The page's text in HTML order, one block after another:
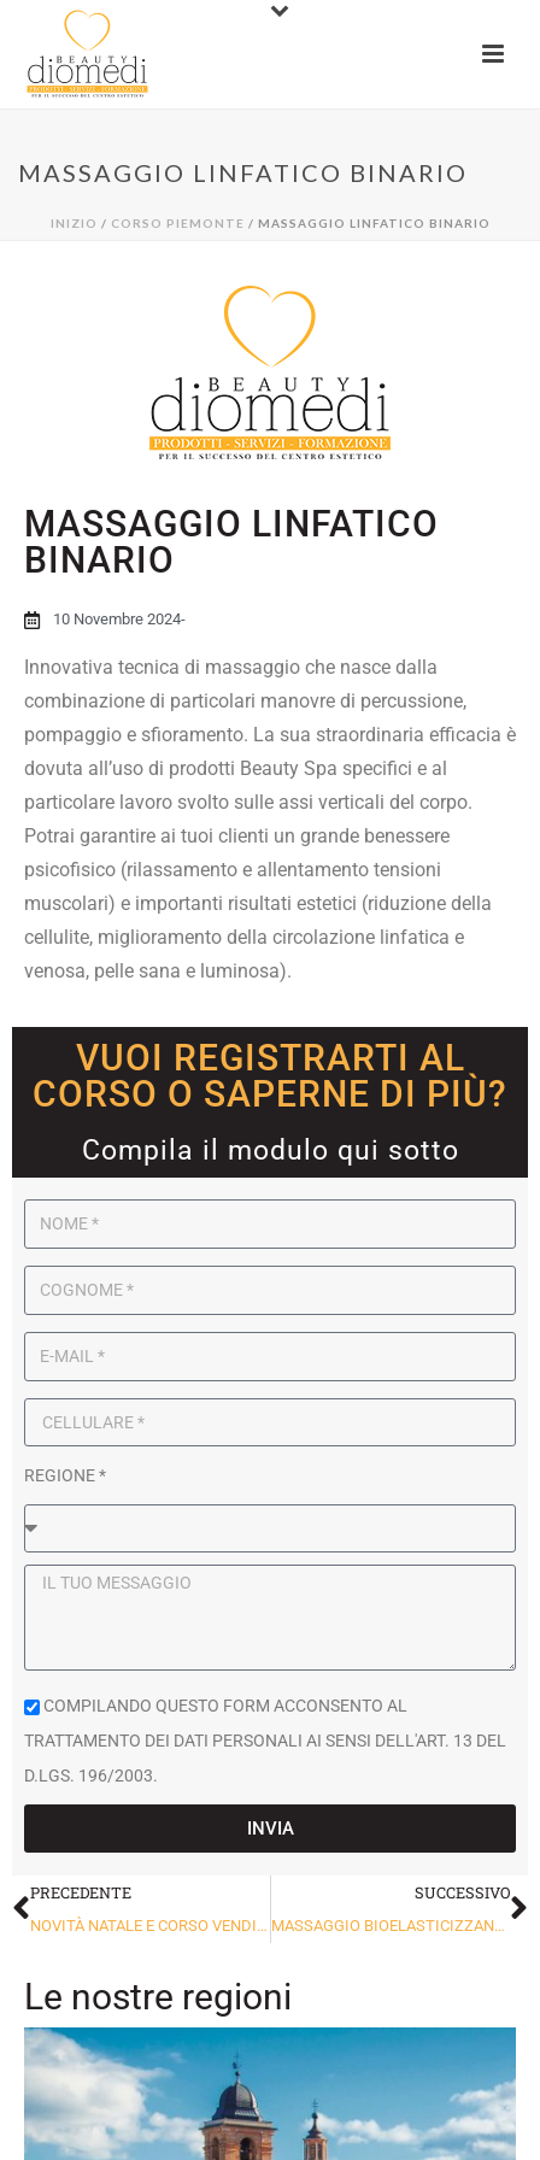
MASSAGGIO LINFATICO BINARIO
INIZIO / CORSO PIEMONTE / MASSAGGIO LINFATICO BINARIO
MASSAGGIO LINFATICO
BINARIO
10 Novembre 2024-
Innovativa tecnica di massaggio che nasce dalla
combinazione di particolari manovre di percussione,
pompaggio e sfioramento. La sua straordinaria efficacia è
dovuta all’uso di prodotti Beauty Spa specifici e al
particolare lavoro svolto sulle assi verticali del corpo.
Potrai garantire ai tuoi clienti un grande benessere
psicofisico (rilassamento e allentamento tensioni
muscolari) e importanti risultati estetici (riduzione della
cellulite, miglioramento della circolazione linfatica e
venosa, pelle sana e luminosa).
VUOI REGISTRARTI AL
CORSO O SAPERNE DI PIÙ?
Compila il modulo qui sotto
REGIONE *
COMPILANDO QUESTO FORM ACCONSENTO AL
TRATTAMENTO DEI DATI PERSONALI AI SENSI DELL'ART. 13 DEL
D.LGS. 196/2003.
INVIA
PRECEDENTE
NOVITÀ NATALE E CORSO VENDITA
SUCCESSIVO
MASSAGGIO BIOELASTICIZZANTE
Le nostre regioni